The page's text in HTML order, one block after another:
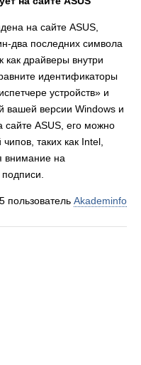
на сайте ASUS,
два последних символа
как драйверы внутри
идентификаторы
устройств» и
вашей версии Windows и
сайте ASUS, его можно
таких как Intel,
внимание на
пользователь Akademinfo